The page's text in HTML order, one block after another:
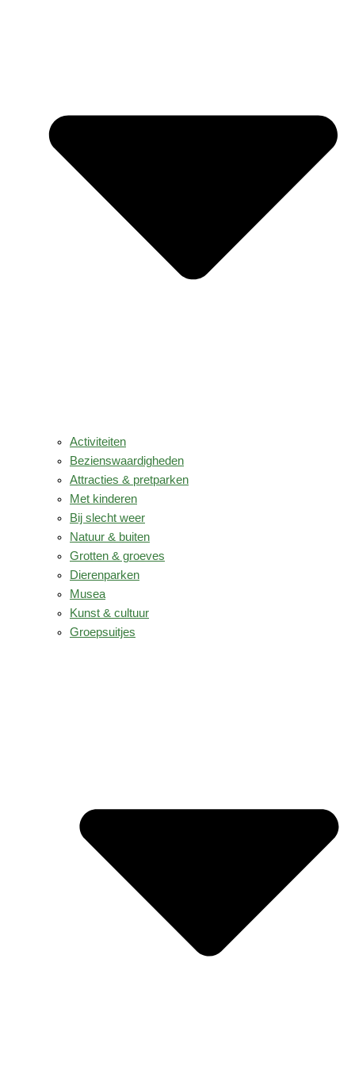
Activiteiten
Bezienswaardigheden
Attracties & pretparken
Met kinderen
Bij slecht weer
Natuur & buiten
Grotten & groeves
Dierenparken
Musea
Kunst & cultuur
Groepsuitjes